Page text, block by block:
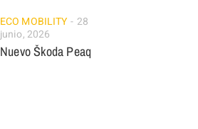
ECO MOBILITY
28
junio, 2026
Nuevo Škoda Peaq